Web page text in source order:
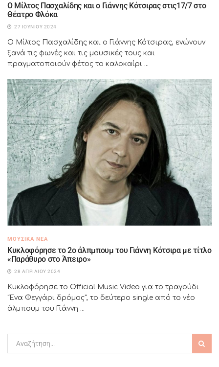
Ο Μίλτος Πασχαλίδης και ο Γιάννης Κότσιρας στις17/7 στο
Θέατρο Φλόκα
27 ΙΟΥΝΊΟΥ 2024
Ο Μίλτος Πασχαλίδης και ο Γιάννης Κότσιρας, ενώνουν
ξανά τις φωνές και τις μουσικές τους και
πραγματοποιούν φέτος το καλοκαίρι ...
ΜΟΥΣΙΚΆ ΝΈΑ
Κυκλοφόρησε το 2ο άλπμπουμ του Γιάννη Κότσιρα με τίτλο
«Παράθυρο στο Άπειρο»
28 ΑΠΡΙΛΊΟΥ 2024
Κυκλοφόρησε το Official Music Video για το τραγούδι
"Ένα Φεγγάρι δρόμος", το δεύτερο single από το νέο
άλμπουμ του Γιάννη ...